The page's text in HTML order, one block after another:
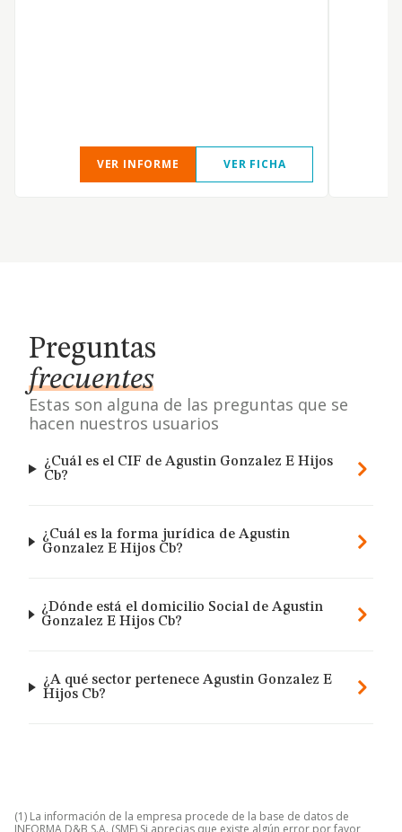
VER INFORME VER FICHA
Preguntas
frecuentes
Estas son alguna de las preguntas que se
hacen nuestros usuarios
¿Cuál es el CIF de Agustin Gonzalez E Hijos
Cb?
¿Cuál es la forma jurídica de Agustin
Gonzalez E Hijos Cb?
¿Dónde está el domicilio Social de Agustin
Gonzalez E Hijos Cb?
¿A qué sector pertenece Agustin Gonzalez E
Hijos Cb?
(1) La información de la empresa procede de la base de datos de
INFORMA D&B S.A. (SME) Si aprecias que existe algún error por favor